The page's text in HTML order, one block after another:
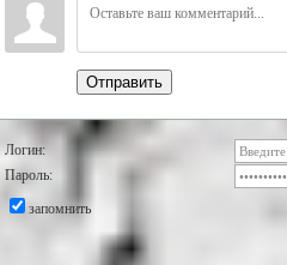
Отправить
Логин:
Пароль:
запомнить